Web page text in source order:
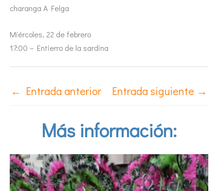
charanga A Felga
Miércoles, 22 de febrero
17:00 – Entierro de la sardina
← Entrada anterior Entrada siguiente →
Más información: